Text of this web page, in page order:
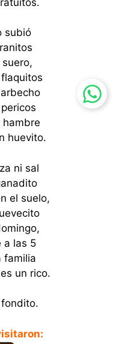
subió
hambre
huevito.
ni sal
el suelo,
a las 5
familia
un rico.